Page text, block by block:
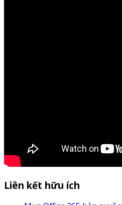
Liên kết hữu ích